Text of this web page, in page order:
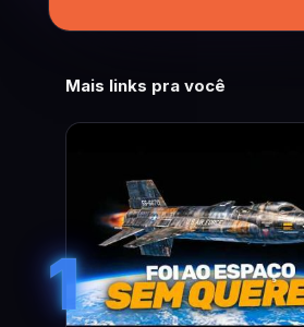
Mais links pra você
1